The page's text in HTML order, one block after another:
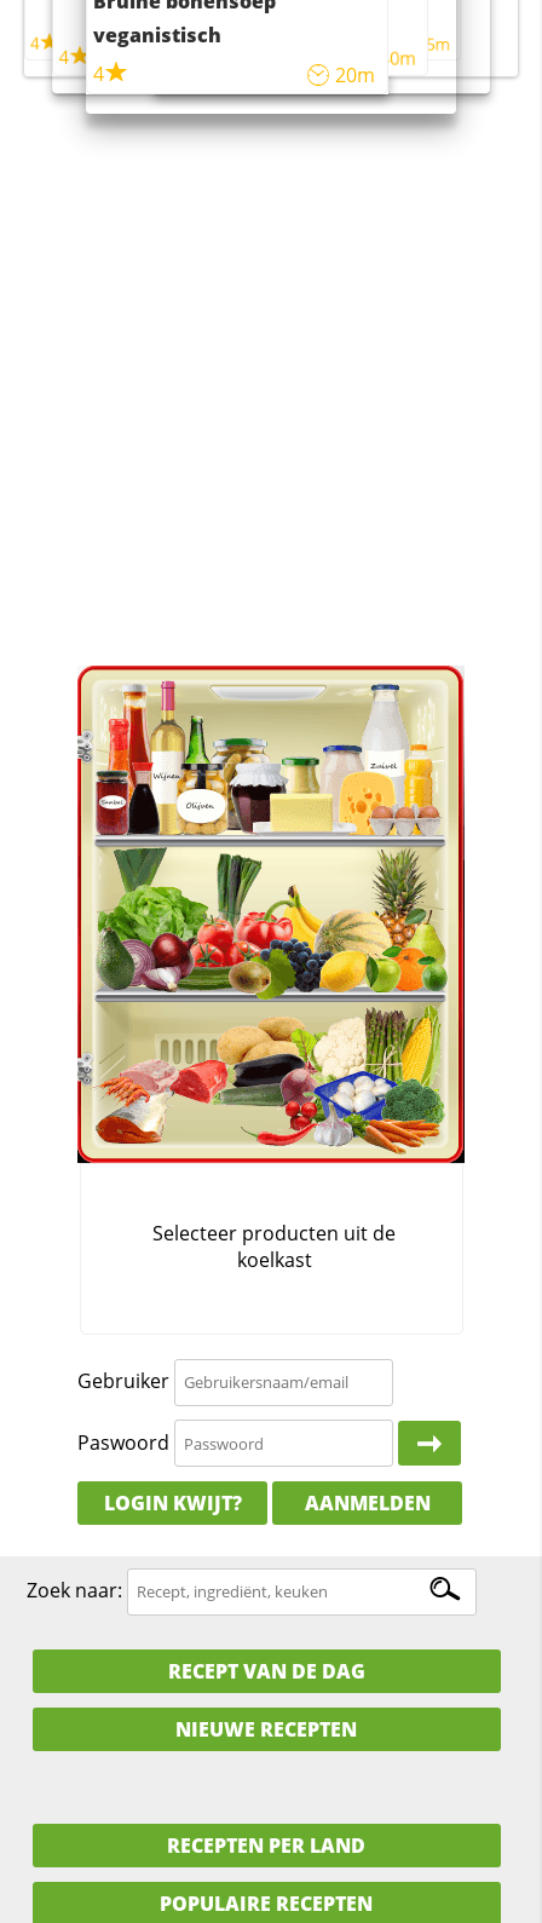
Gebruiker
Paswoord
LOGIN KWIJT? AANMELDEN
4
4 45m
veganistisch
4
20m
maaltijdsalade
40m
4 55m
Zoek naar:
RECEPT VAN DE DAG
NIEUWE RECEPTEN
RECEPTEN PER LAND
POPULAIRE RECEPTEN